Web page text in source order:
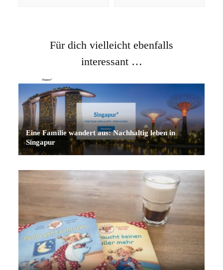
Für dich vielleicht ebenfalls
interessant …
Eine Familie wandert aus: Nachhaltig leben in
Singapur